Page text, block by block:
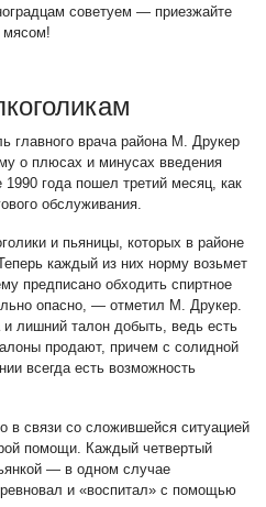
советуем — приезжайте
мясом!
главного врача района М. Друкер
о плюсах и минусах введения
1990 года пошел третий месяц, как
обслуживания.
и пьяницы, которых в районе
каждый из них норму возьмет
предписано обходить спиртное
опасно, — отметил М. Друкер.
лишний талон добыть, ведь есть
продают, причем с солидной
всегда есть возможность
в связи со сложившейся ситуацией
помощи. Каждый четвертый
— в одном случае
и «воспитал» с помощью